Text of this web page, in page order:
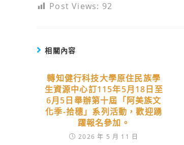
Post Views: 92
相關內容
轉知健行科技大學原住民族學
生資源中心訂115年5月18日至
6月5日舉辦第十屆「阿美族文
化季-拾穗」系列活動，歡迎踴
躍報名參加。
2026 年 5 月 11 日